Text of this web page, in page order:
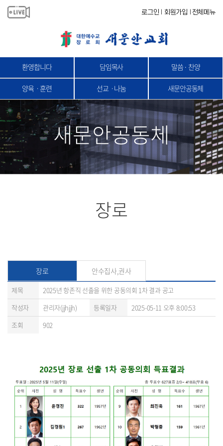
로그인 회원가입 전체메뉴
환영합니다 담임목사 말씀 · 찬양
양육ㆍ훈련 선교ㆍ나눔 새문안공동체
새문안공동체
장로
장로 안수집사,권사
제목
2025년 항존직 선출을 위한 공동의회 1차 결과 공고
작성자
관리자(jjhjjh) 등록일자
2025-05-11 오후 8:00:53
조회
902